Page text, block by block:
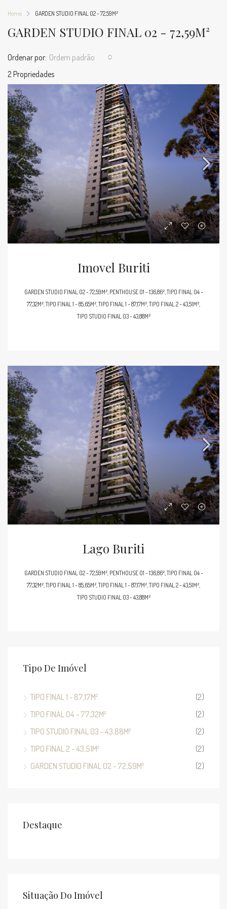
Home GARDEN STUDIO FINAL 02 - 72,59M²
GARDEN STUDIO FINAL 02 - 72,59M²
2 Propriedades
Ordenar por: Ordem padrão
Imovel Buriti
GARDEN STUDIO FINAL 02 - 72,59M², PENTHOUSE 01 - 136,86², TIPO FINAL 04 -
77,32M², TIPO FINAL 1 - 85,65M², TIPO FINAL 1 - 87,17M², TIPO FINAL 2 - 43,51M²,
TIPO STUDIO FINAL 03 - 43,88M²
Lago Buriti
GARDEN STUDIO FINAL 02 - 72,59M², PENTHOUSE 01 - 136,86², TIPO FINAL 04 -
77,32M², TIPO FINAL 1 - 85,65M², TIPO FINAL 1 - 87,17M², TIPO FINAL 2 - 43,51M²,
TIPO STUDIO FINAL 03 - 43,88M²
Tipo De Imóvel
TIPO FINAL 1 - 87,17M²
(2)
TIPO FINAL 04 - 77,32M²
(2)
TIPO STUDIO FINAL 03 - 43,88M²
(2)
TIPO FINAL 2 - 43,51M²
(2)
GARDEN STUDIO FINAL 02 - 72,59M²
(2)
Destaque
Situação Do Imóvel